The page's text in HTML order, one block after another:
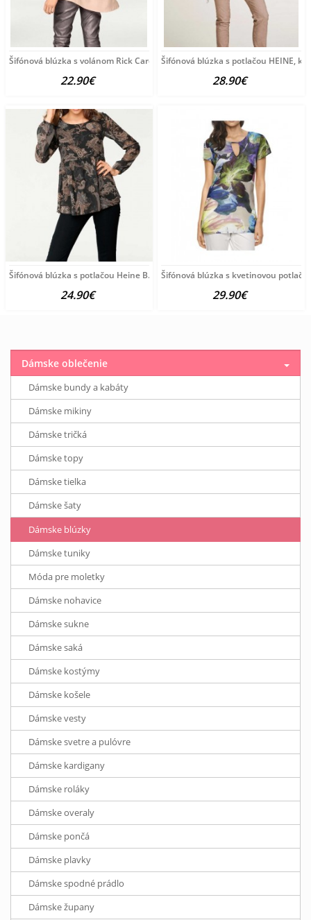
Šifónová blúzka s volánom Rick Cardona, púdrová
22.90€
Šifónová blúzka s potlačou HEINE,
28.90€
Šifónová blúzka s potlačou Heine B.C., čierno-farebná
24.90€
Šifónová blúzka s kvetinovou
29.90€
Dámske oblečenie
Dámske bundy a kabáty
Dámske mikiny
Dámske tričká
Dámske topy
Dámske tielka
Dámske šaty
Dámske blúzky
Dámske tuniky
Móda pre moletky
Dámske nohavice
Dámske sukne
Dámske saká
Dámske kostýmy
Dámske košele
Dámske vesty
Dámske svetre a pulóvre
Dámske kardigany
Dámske roláky
Dámske overaly
Dámske pončá
Dámske plavky
Dámske spodné prádlo
Dámske župany